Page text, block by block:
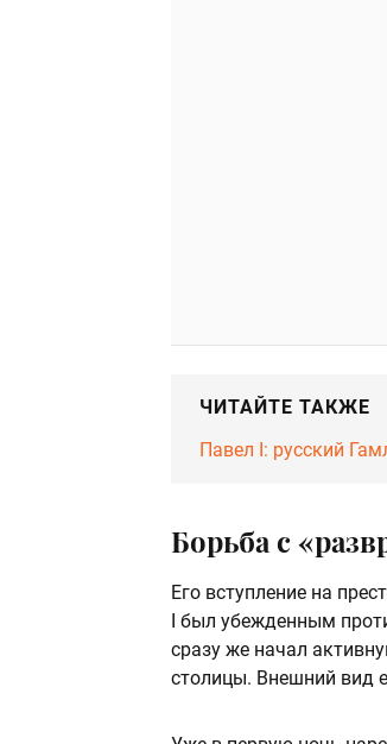
ЧИТАЙТЕ ТАКЖЕ
Павел I: русский
Борьба с
Его вступление на
I был убежденным
сразу же начал
столицы. Внешний вид